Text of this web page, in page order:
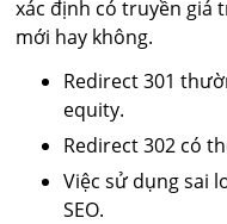
xác định có truyền giá
mới hay không.
Redirect 301
equity.
Redirect 302 có
Việc sử dụng sai
SEO.